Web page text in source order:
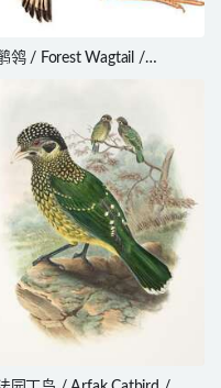
鸰 / Forest Wagtail /